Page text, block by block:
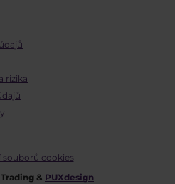
rizika
souborů cookies
& PUXdesign